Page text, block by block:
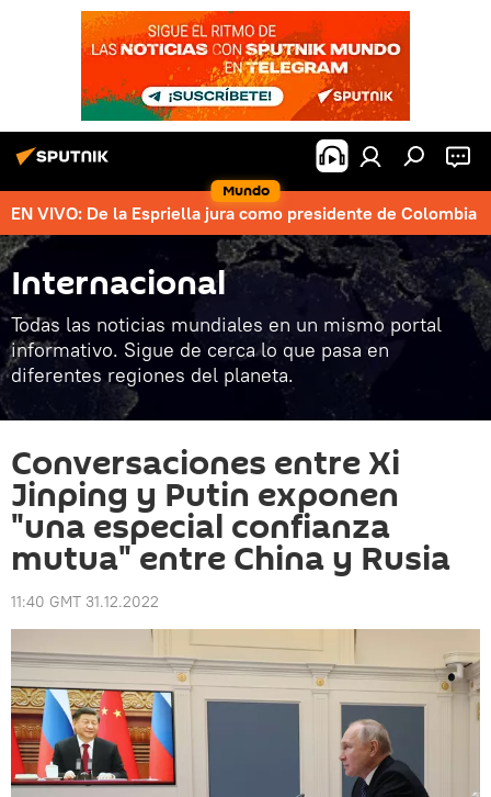
Mundo
EN VIVO: De la Espriella jura como presidente de Colombia
Internacional
Todas las noticias mundiales en un mismo portal
informativo. Sigue de cerca lo que pasa en
diferentes regiones del planeta.
Conversaciones entre Xi
Jinping y Putin exponen
"una especial confianza
mutua" entre China y Rusia
11:40 GMT 31.12.2022